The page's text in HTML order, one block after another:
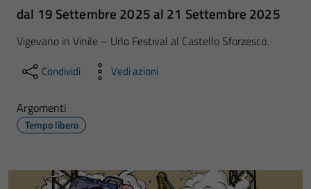
dal 19 Settembre 2025 al 21 Settembre 2025
Vigevano in Vinile – Urlo Festival al Castello Sforzesco.
Condividi Vedi azioni
Argomenti
Tempo libero